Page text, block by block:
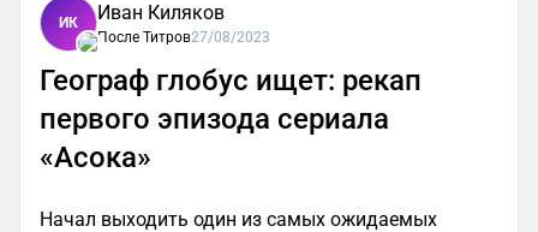
ИК Иван Киляков
После Титров27/08/2023
Географ глобус ищет: рекап
первого эпизода сериала
«Асока»
Начал выходить один из самых ожидаемых